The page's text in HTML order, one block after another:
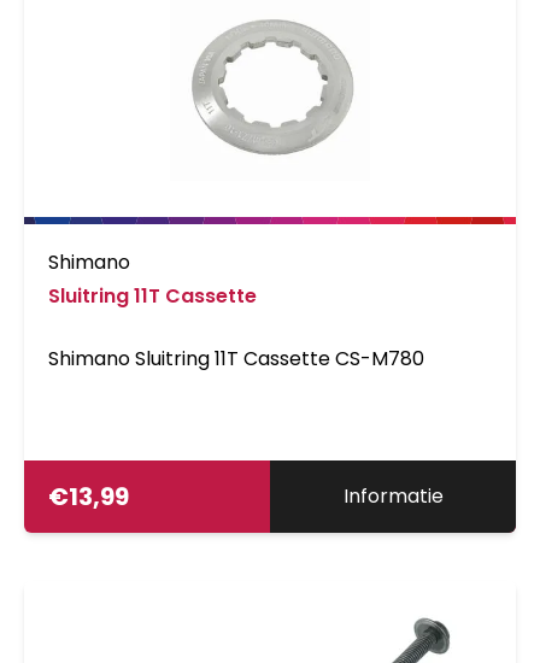
Shimano
Sluitring 11T Cassette
Shimano Sluitring 11T Cassette CS-M780
€13,99 Informatie